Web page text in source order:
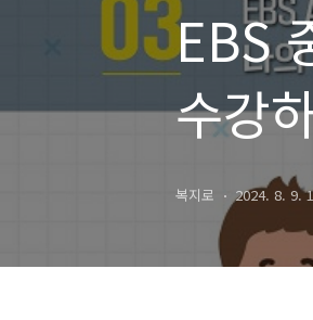
EBS
수강
복지로 2024. 8. 9.